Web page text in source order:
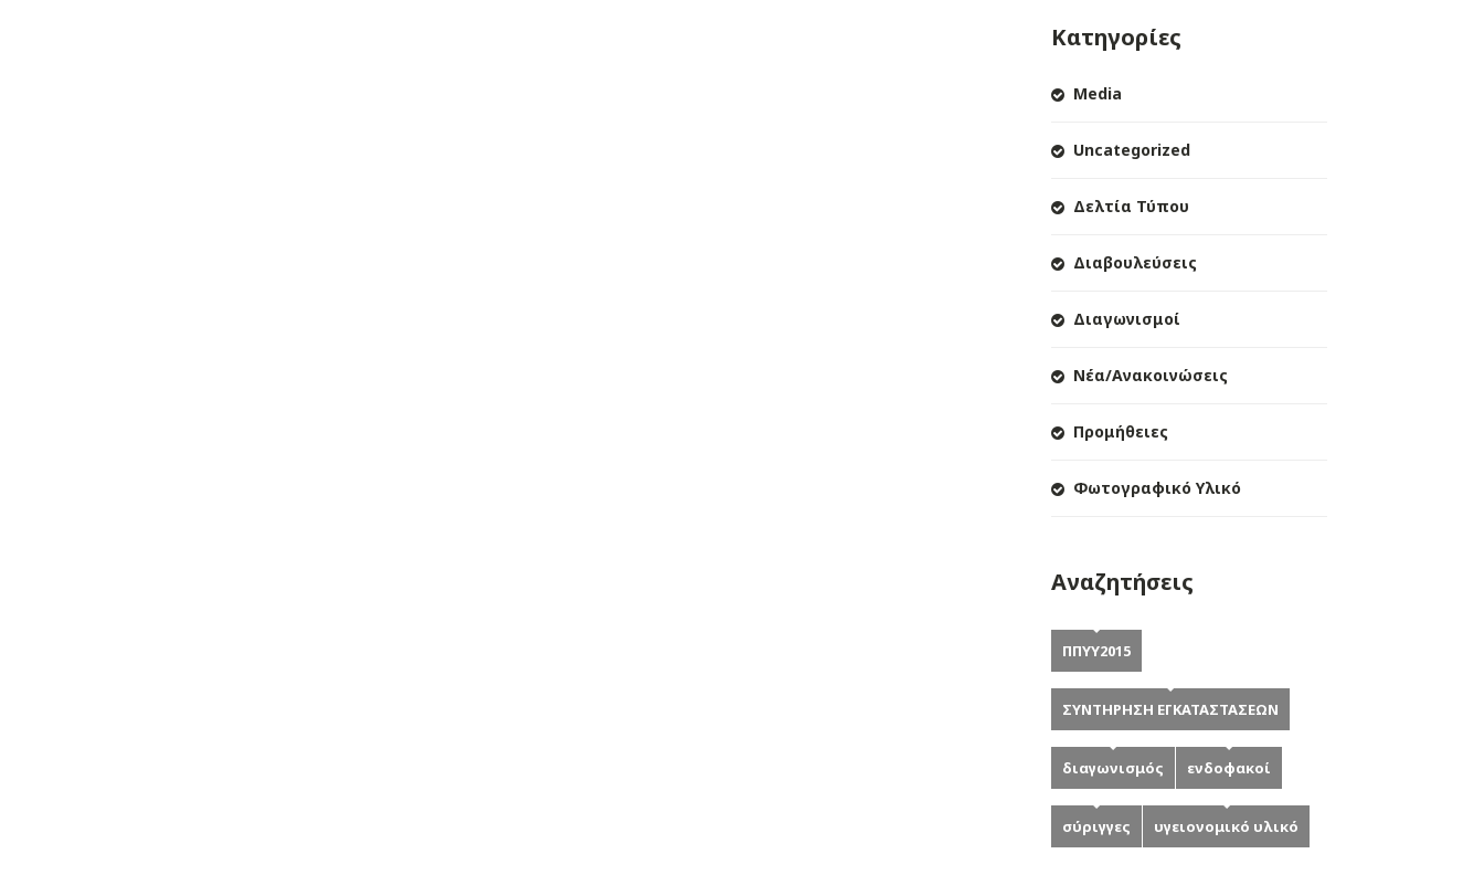
Κατηγορίες
Media
Uncategorized
Δελτία Τύπου
Διαβουλεύσεις
Διαγωνισμοί
Νέα/Ανακοινώσεις
Προμήθειες
Φωτογραφικό Υλικό
Αναζητήσεις
ΠΠΥΥ2015
ΣΥΝΤΗΡΗΣΗ ΕΓΚΑΤΑΣΤΑΣΕΩΝ
διαγωνισμός ενδοφακοί
σύριγγες υγειονομικό υλικό